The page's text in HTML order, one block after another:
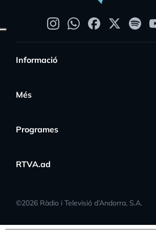
Informació
Més
Programes
RTVA.ad
©2026 Ràdio i Televisió d’Andorra, S.A.